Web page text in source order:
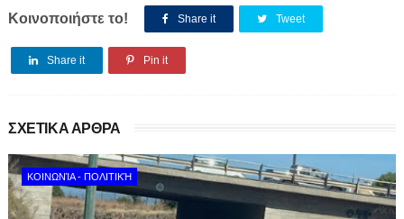
Κοινοποιήστε το! Share it Tweet
Share it Pin it
ΣΧΕΤΙΚΑ ΑΡΘΡΑ
ΚΟΙΝΩΝΊΑ - ΠΟΛΙΤΙΚΉ